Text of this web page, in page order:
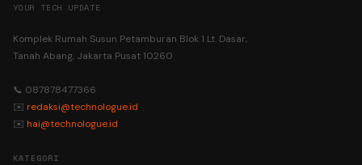
YOUR TECH UPDATE
Komplek Rumah Susun Petamburan Blok 1 Lt. Dasar,
Tanah Abang, Jakarta Pusat 10260
📞 087878477366
✉️ redaksi@technologue.id
✉️ hai@technologue.id
KATEGORI